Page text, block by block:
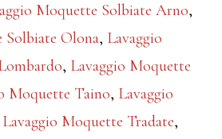
Moquette Solbiate Arno,
Solbiate Olona, Lavaggio
, Lavaggio Moquette
Moquette Taino, Lavaggio
Lavaggio Moquette Tradate,